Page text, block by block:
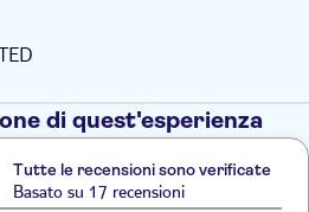
di quest'esperienza
Tutte le recensioni sono verificate
Basato su 17 recensioni